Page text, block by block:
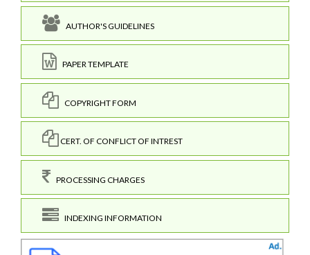
AUTHOR'S GUIDELINES
PAPER TEMPLATE
COPYRIGHT FORM
CERT. OF CONFLICT OF INTREST
PROCESSING CHARGES
INDEXING INFORMATION